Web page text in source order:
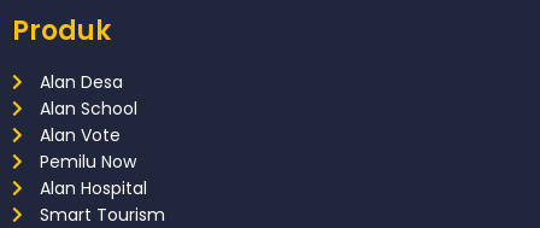
Produk
Alan Desa
Alan School
Alan Vote
Pemilu Now
Alan Hospital
Smart Tourism